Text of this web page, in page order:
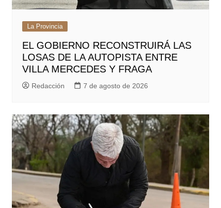
La Provincia
EL GOBIERNO RECONSTRUIRÁ LAS
LOSAS DE LA AUTOPISTA ENTRE
VILLA MERCEDES Y FRAGA
Redacción 7 de agosto de 2026